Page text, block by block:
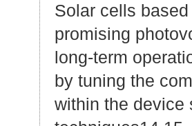
Solar cells
promising
long-term
by tuning the
within the device